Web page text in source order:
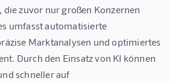
zuvor nur großen Konzernen
umfasst automatisierte
Marktanalysen und optimiertes
Durch den Einsatz von KI können
schneller auf